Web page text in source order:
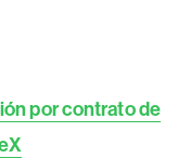
por contrato de